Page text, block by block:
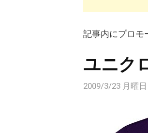
記事内にプロモ
ユニク
2009/3/23 月曜日